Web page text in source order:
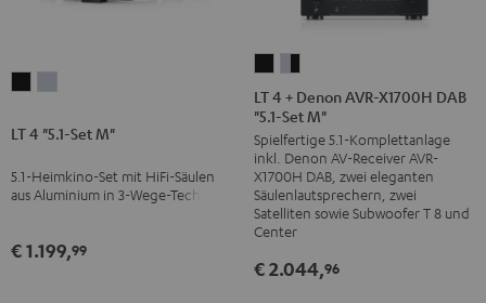
"5.1-
M"
"5.1-
M"
LT 4 "5.1-Set M"
5.1-Heimkino-Set mit HiFi-Säulen
aus Aluminium in 3-Wege-Technik
€ 1.199,99
4
+
Denon
AVR-
X1700H
DAB
Set
4
+
Denon
AVR-
X1700H
DAB
Set
LT 4 + Denon AVR-X1700H DAB
"5.1-Set M"
Spielfertige 5.1-Komplettanlage
inkl. Denon AV-Receiver AVR-
X1700H DAB, zwei eleganten
Säulenlautsprechern, zwei
Satelliten sowie Subwoofer T 8 und
Center
€ 2.044,96